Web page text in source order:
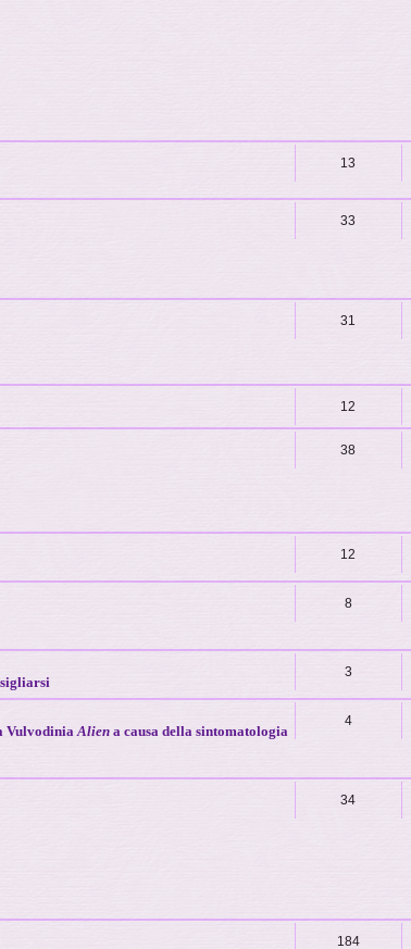
13
33
31
12
38
12
8
3
VulvodiniaAlien a causa della sintomatologia
4
34
184